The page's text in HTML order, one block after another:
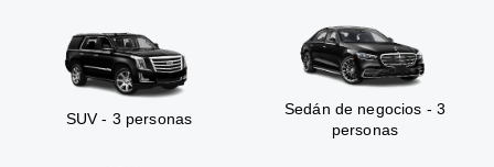
SUV - 3 personas
Sedán de negocios - 3
personas